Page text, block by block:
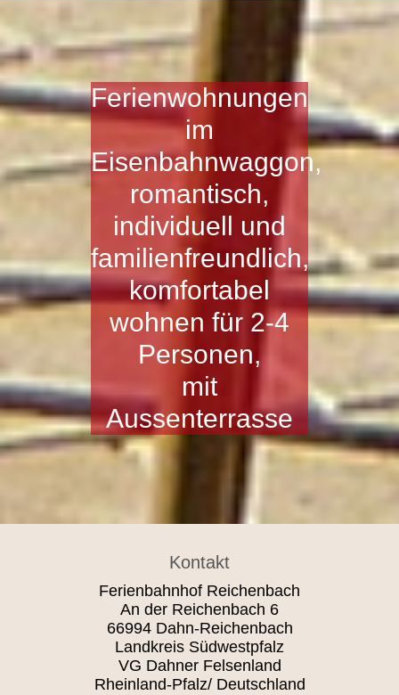
Ferienwohnungen
im
Eisenbahnwaggon,
romantisch,
individuell und
familienfreundlich,
komfortabel
wohnen für 2-4
Personen,
mit
Aussenterrasse
Kontakt
Ferienbahnhof Reichenbach
An der Reichenbach 6
66994 Dahn-Reichenbach
Landkreis Südwestpfalz
VG Dahner Felsenland
Rheinland-Pfalz/ Deutschland